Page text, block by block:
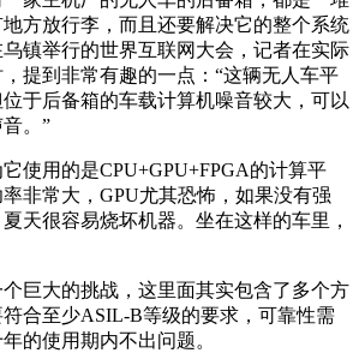
方放行李，而且还要解决它的整个系统
镇举行的世界互联网大会，记者在实际
提到非常有趣的一点：“这辆无人车平
于后备箱的车载计算机噪音较大，可以
。”
用的是CPU+GPU+FPGA的计算平
非常大，GPU尤其恐怖，如果没有强
天很容易烧坏机器。坐在这样的车里，
大的挑战，这里面其实包含了多个方
合至少ASIL-B等级的要求，可靠性需
的使用期内不出问题。